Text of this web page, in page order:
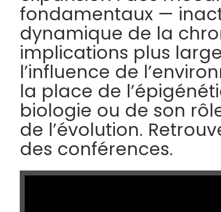
fondamentaux —
dynamique de la
implications plus
l’influence de
la place de
biologie ou de son
de l’évolution.
des conférences.